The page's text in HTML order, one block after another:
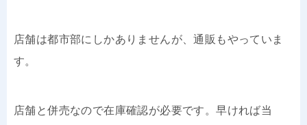
店舗は都市部にしかありませんが、通販もやっていま
す。
店舗と併売なので在庫確認が必要です。早ければ当